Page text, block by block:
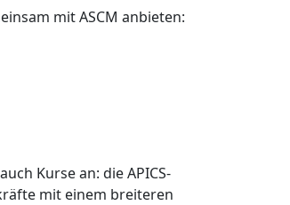
mit ASCM anbieten:
Kurse an: die APICS-
mit einem breiteren